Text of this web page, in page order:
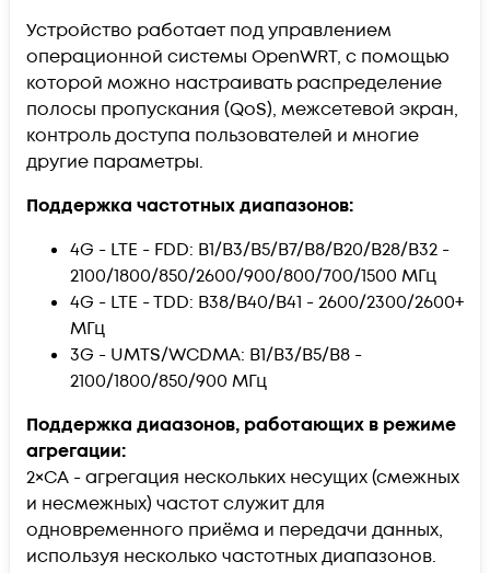
Устройство работает под управлением
операционной системы OpenWRT, с помощью
которой можно настраивать распределение
полосы пропускания (QoS), межсетевой экран,
контроль доступа пользователей и многие
другие параметры.
Поддержка частотных диапазонов:
4G - LTE - FDD: B1/B3/B5/B7/B8/B20/B28/B32 -
2100/1800/850/2600/900/800/700/1500 МГц
4G - LTE - TDD: B38/B40/B41 - 2600/2300/2600+
МГц
3G - UMTS/WCDMA: B1/B3/B5/B8 -
2100/1800/850/900 МГц
Поддержка диаазонов, работающих в режиме
агрегации:
2×СА - агрегация нескольких несущих (смежных
и несмежных) частот служит для
одновременного приёма и передачи данных,
используя несколько частотных диапазонов.